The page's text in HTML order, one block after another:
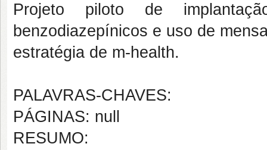
Projeto piloto de
benzodiazepínicos e uso de
estratégia de m-health.
PALAVRAS-CHAVES:
PÁGINAS: null
RESUMO: